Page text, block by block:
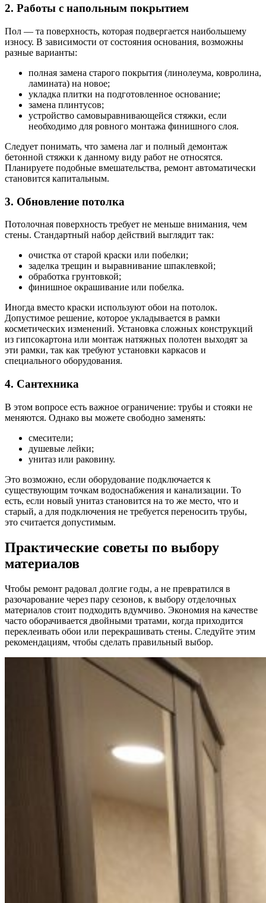
2. Работы с напольным покрытием
Пол — та поверхность, которая подвергается наибольшему
износу. В зависимости от состояния основания, возможны
разные варианты:
полная замена старого покрытия (линолеума, ковролина,
ламината) на новое;
укладка плитки на подготовленное основание;
замена плинтусов;
устройство самовыравнивающейся стяжки, если
необходимо для ровного монтажа финишного слоя.
Следует понимать, что замена лаг и полный демонтаж
бетонной стяжки к данному виду работ не относятся.
Планируете подобные вмешательства, ремонт автоматически
становится капитальным.
3. Обновление потолка
Потолочная поверхность требует не меньше внимания, чем
стены. Стандартный набор действий выглядит так:
очистка от старой краски или побелки;
заделка трещин и выравнивание шпаклевкой;
обработка грунтовкой;
финишное окрашивание или побелка.
Иногда вместо краски используют обои на потолок.
Допустимое решение, которое укладывается в рамки
косметических изменений. Установка сложных конструкций
из гипсокартона или монтаж натяжных полотен выходят за
эти рамки, так как требуют установки каркасов и
специального оборудования.
4. Сантехника
В этом вопросе есть важное ограничение: трубы и стояки не
меняются. Однако вы можете свободно заменять:
смесители;
душевые лейки;
унитаз или раковину.
Это возможно, если оборудование подключается к
существующим точкам водоснабжения и канализации. То
есть, если новый унитаз становится на то же место, что и
старый, а для подключения не требуется переносить трубы,
это считается допустимым.
Практические советы по выбору
материалов
Чтобы ремонт радовал долгие годы, а не превратился в
разочарование через пару сезонов, к выбору отделочных
материалов стоит подходить вдумчиво. Экономия на качестве
часто оборачивается двойными тратами, когда приходится
переклеивать обои или перекрашивать стены. Следуйте этим
рекомендациям, чтобы сделать правильный выбор.